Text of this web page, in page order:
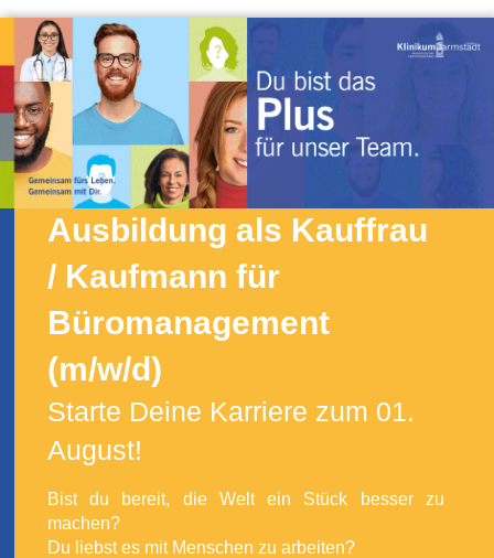
Ausbildung als Kauffrau
/ Kaufmann für
Büromanagement
(m/w/d)
Starte Deine Karriere zum 01.
August!
Bist du bereit, die Welt ein Stück besser zu
machen?
Du liebst es mit Menschen zu arbeiten?